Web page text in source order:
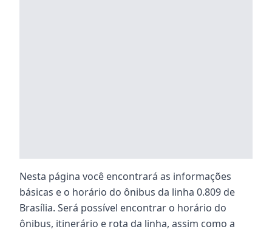
Nesta página você encontrará as informações
básicas e o horário do ônibus da linha 0.809 de
Brasília. Será possível encontrar o horário do
ônibus, itinerário e rota da linha, assim como a